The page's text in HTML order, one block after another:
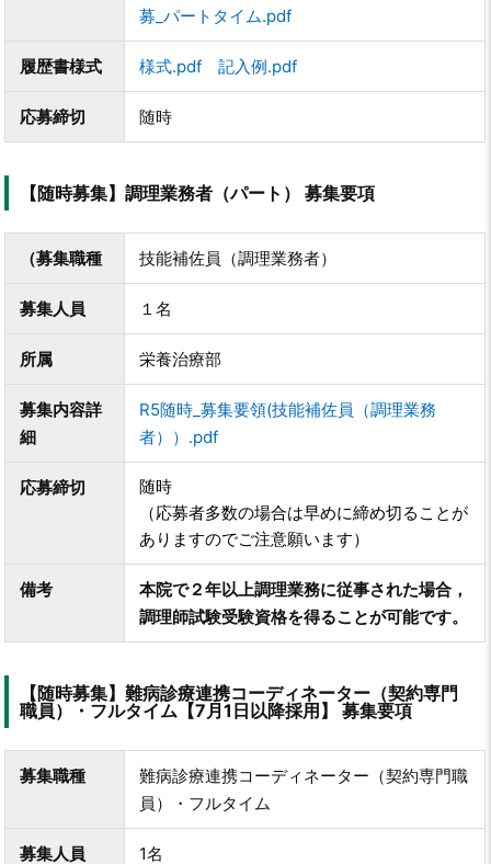
募_パートタイム.pdf
履歴書様式 様式.pdf 記入例.pdf
応募締切 随時
【随時募集】調理業務者（パート） 募集要項
（募集職種 技能補佐員（調理業務者）
募集人員 １名
所属 栄養治療部
募集内容詳
細
R5随時_募集要領(技能補佐員（調理業務
者））.pdf
応募締切
随時
（応募者多数の場合は早めに締め切ることが
ありますのでご注意願います）
備考
本院で２年以上調理業務に従事された場合，
調理師試験受験資格を得ることが可能です。
【随時募集】難病診療連携コーディネーター（契約専門
職員）・フルタイム【7月1日以降採用】 募集要項
募集職種
難病診療連携コーディネーター（契約専門職
員）・フルタイム
募集人員 1名